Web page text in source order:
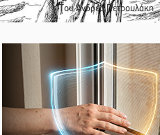
Του Ανδρέα Πετρουλάκη